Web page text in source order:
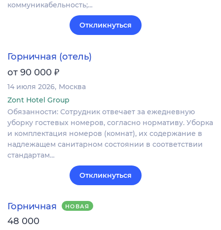
коммуникабельность;…
Откликнуться
Горничная (отель)
от 90 000 ₽
14 июля 2026 Москва
Zont Hotel Group
Обязанности: Сотрудник отвечает за ежедневную
уборку гостевых номеров, согласно нормативу. Уборка
и комплектация номеров (комнат), их содержание в
надлежащем санитарном состоянии в соответствии
стандартам…
Откликнуться
Горничная НОВАЯ
48 000